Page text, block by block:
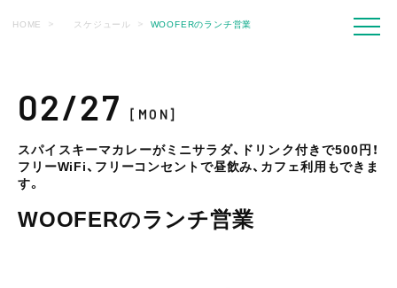
HOME スケジュール WOOFERのランチ営業
02/27[MON]
スパイスキーマカレーがミニサラダ、ドリンク付きで500円！
フリーWiFi、フリーコンセントで昼飲み、カフェ利用もできま
す。
WOOFERのランチ営業